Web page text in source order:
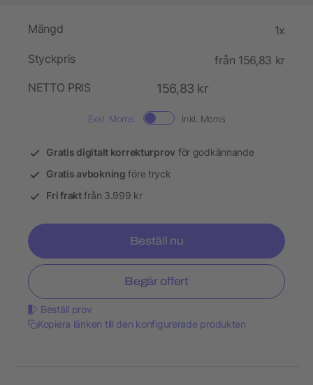
Mängd 1x
Styckpris
från 156,83 kr
NETTO PRIS
156,83 kr
Exkl. Moms. Inkl. Moms
Gratis digitalt korrekturprov för godkännande
Gratis avbokning före tryck
Fri fraktfrån 3.999 kr
Beställ nu
Begär offert
Beställ prov
Kopiera länken till den konfigurerade produkten